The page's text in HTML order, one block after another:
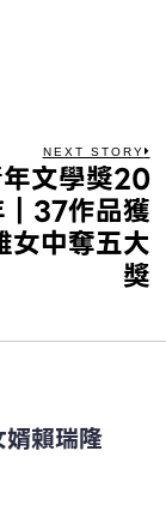
NEXT STORY
文學獎20
37作品獲
女中奪五大
獎
賴瑞隆